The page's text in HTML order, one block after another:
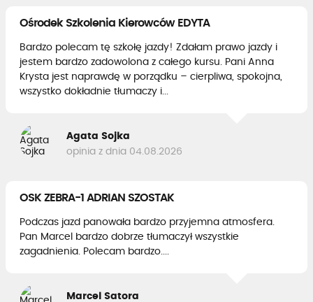
Ośrodek Szkolenia Kierowców EDYTA
Bardzo polecam tę szkołę jazdy! Zdałam prawo jazdy i
jestem bardzo zadowolona z całego kursu. Pani Anna
Krysta jest naprawdę w porządku – cierpliwa, spokojna,
wszystko dokładnie tłumaczy i...
Agata Sojka
opinia z dnia 04.08.2026
OSK ZEBRA-1 ADRIAN SZOSTAK
Podczas jazd panowała bardzo przyjemna atmosfera.
Pan Marcel bardzo dobrze tłumaczył wszystkie
zagadnienia. Polecam bardzo....
Marcel Satora